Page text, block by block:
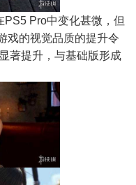
Pro中变化甚微，但
戏的视觉品质的提升令
著提升，与基础版形成